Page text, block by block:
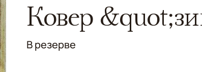
Ковер
В резерве